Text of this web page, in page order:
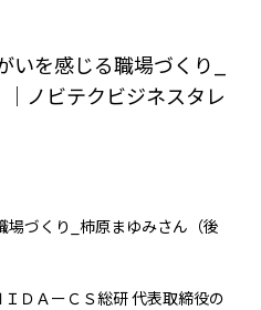
いを感じる職場づくり_
ノビテクビジネスタレ
づくり_柿原まゆみさん（後
ＤＡーＣＳ総研 代表取締役の